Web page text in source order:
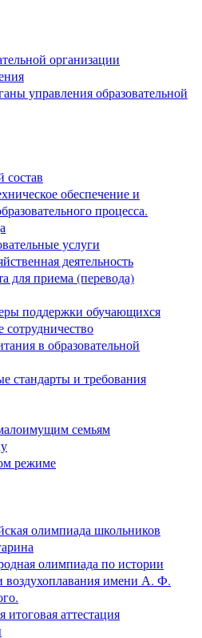
организации
управления образовательной
состав
обеспечение и
процесса.
услуги
деятельность
для приема (перевода)
поддержки обучающихся
в образовательной
стандарты и требования
семьям
режиме
олимпиада школьников
олимпиада по истории
воздухоплавания имени А. Ф.
итоговая аттестация